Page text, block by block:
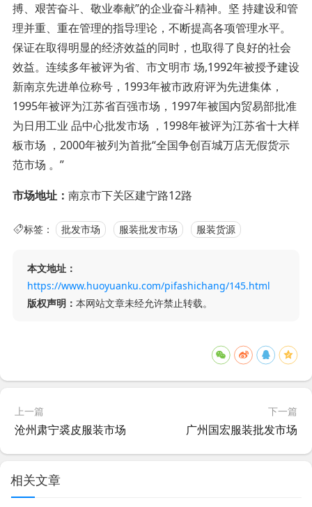
搏、艰苦奋斗、敬业奉献”的企业奋斗精神。坚 持建设和管
理并重、重在管理的指导理论，不断提高各项管理水平。
保证在取得明显的经济效益的同时，也取得了良好的社会
效益。连续多年被评为省、市文明市 场,1992年被授予建设
新南京先进单位称号，1993年被市政府评为先进集体，
1995年被评为江苏省百强市场，1997年被国内贸易部批准
为日用工业 品中心批发市场 ，1998年被评为江苏省十大样
板市场 ，2000年被列为首批“全国争创百城万店无假货示
范市场 。”
市场地址： 南京市下关区建宁路12路
标签： 批发市场 服装批发市场 服装货源
本文地址：
https://www.huoyuanku.com/pifashichang/145.html
版权声明： 本网站文章未经允许禁止转载。
上一篇
沧州肃宁裘皮服装市场
下一篇
广州国宏服装批发市场
相关文章